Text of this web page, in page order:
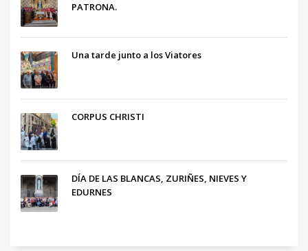
PATRONA.
Una tarde junto a los Viatores
CORPUS CHRISTI
DÍA DE LAS BLANCAS, ZURIÑES, NIEVES Y
EDURNES